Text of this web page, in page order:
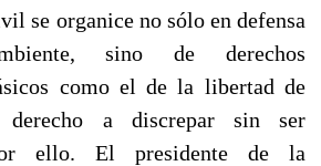
se organice no sólo en defensa
sino de derechos
como el de la libertad de
a discrepar sin ser
ello. El presidente de la